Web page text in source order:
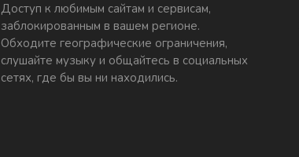
Доступ к любимым сайтам и сервисам,
заблокированным в вашем регионе.
Обходите географические ограничения,
слушайте музыку и общайтесь в социальных
сетях, где бы вы ни находились.